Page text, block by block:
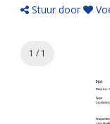
Stuur door
1 / 1